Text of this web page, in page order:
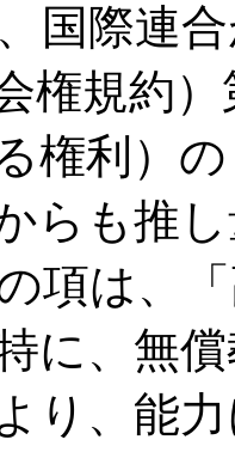
国際連
権規約
権利）
らも推
項は、
に、無
り、能